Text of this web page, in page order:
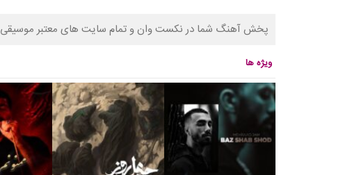
پخش آهنگ شما در نکست وان و تمام سایت های معتبر موسیقی
ویژه ها